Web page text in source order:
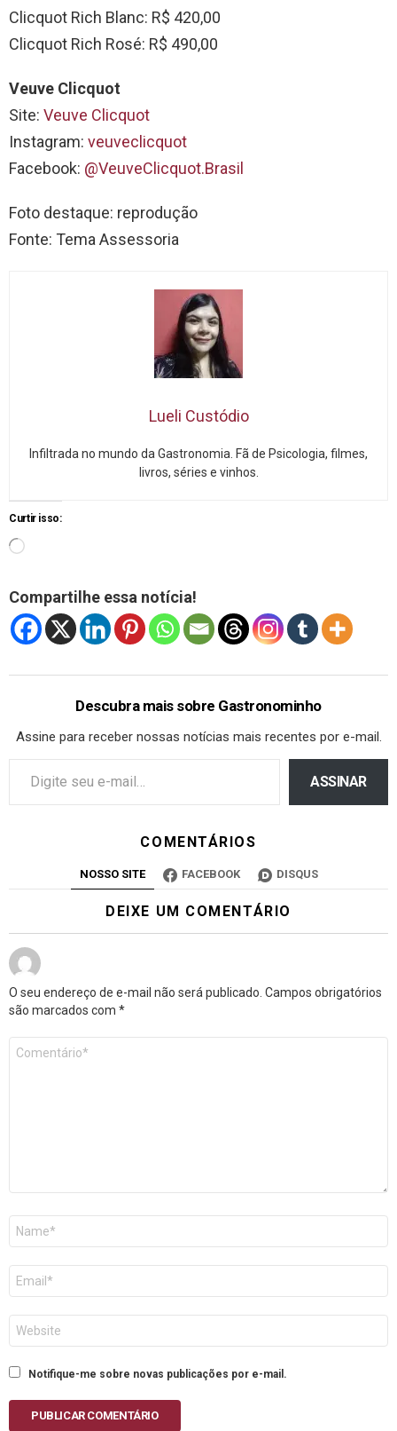
Clicquot Rich Blanc: R$ 420,00
Clicquot Rich Rosé: R$ 490,00
Veuve Clicquot
Site: Veuve Clicquot
Instagram: veuveclicquot
Facebook: @VeuveClicquot.Brasil
Foto destaque: reprodução
Fonte: Tema Assessoria
Lueli Custódio
Infiltrada no mundo da Gastronomia. Fã de Psicologia, filmes,
livros, séries e vinhos.
Curtir isso:
Compartilhe essa notícia!
Descubra mais sobre Gastronominho
Assine para receber nossas notícias mais recentes por e-mail.
ASSINAR
COMENTÁRIOS
NOSSO SITE FACEBOOK DISQUS
DEIXE UM COMENTÁRIO
O seu endereço de e-mail não será publicado. Campos obrigatórios
são marcados com *
mail
Notifique-me sobre novas publicações por e-mail.
PUBLICAR COMENTÁRIO